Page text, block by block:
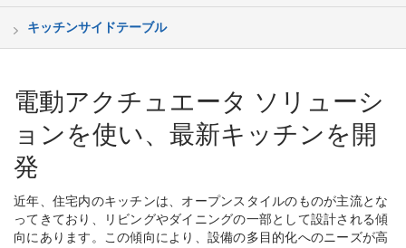
キッチンサイドテーブル
電動アクチュエータ ソリューシ
ョンを使い、最新キッチンを開
発
近年、住宅内のキッチンは、オープンスタイルのものが主流とな
ってきており、リビングやダイニングの一部として設計される傾
向にあります。この傾向により、設備の多目的化へのニーズが高